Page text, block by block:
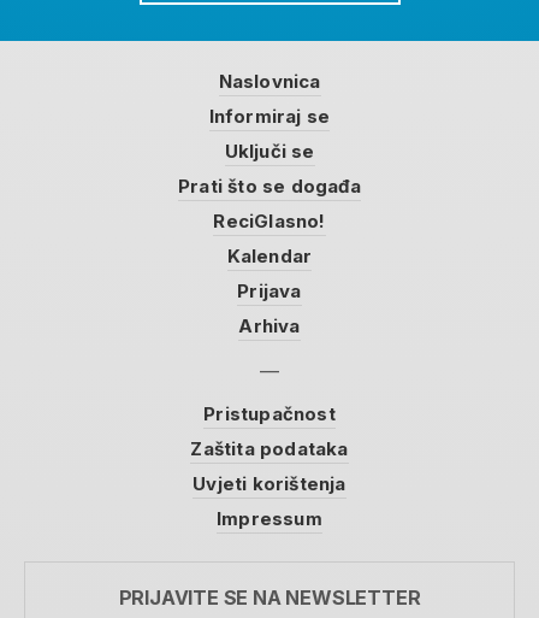
Naslovnica
Informiraj se
Uključi se
Prati što se događa
ReciGlasno!
Kalendar
Prijava
Arhiva
Pristupačnost
Zaštita podataka
Uvjeti korištenja
Impressum
PRIJAVITE SE NA NEWSLETTER